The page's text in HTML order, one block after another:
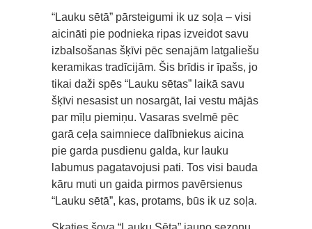
“Lauku sētā” pārsteigumi ik uz soļa – visi
aicināti pie podnieka ripas izveidot savu
izbalsošanas šķīvi pēc senajām latgaliešu
keramikas tradīcijām. Šis brīdis ir īpašs, jo
tikai daži spēs “Lauku sētas” laikā savu
šķīvi nesasist un nosargāt, lai vestu mājās
par mīļu piemiņu. Vasaras svelmē pēc
garā ceļa saimniece dalībniekus aicina
pie garda pusdienu galda, kur lauku
labumus pagatavojusi pati. Tos visi bauda
kāru muti un gaida pirmos pavērsienus
“Lauku sētā”, kas, protams, būs ik uz soļa.